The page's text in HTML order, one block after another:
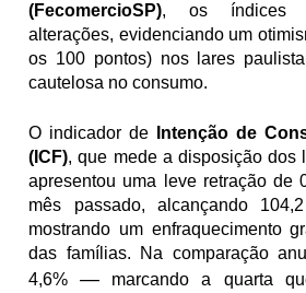
Conselho de Relações Internacionais
Conselho de Sustentabilidade
(FecomercioSP), os índices
alterações, evidenciando um
os 100 pontos) nos lares
cautelosa no consumo.
O indicador de
Intenção de
(ICF), que mede a disposição dos
apresentou uma leve retração de
mês passado, alcançando
mostrando um enfraquecimento
das famílias. Na comparação
4,6% — marcando a quarta